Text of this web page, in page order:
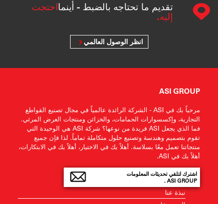
تقديم ما تحتاجه بالضبط - أينمااحتجت
إليه.
انظر الوصول العالمي
ASI GROUP
مرحباً بك في ASI - الشركة الرائدة عالمياً في مجال تصنيع القواطع
التجارية، وإكسسوارات الحمامات، والخزائن ومنتجات العرض المرئي.
فما الذي يجعل ASI فريدة من نوعها؟ شركة ASI هي الوحيدة التي
تقوم بتصميم وهندسة وتصنيع حلول متكاملة تماماً. لذا فإن جميع
منتجاتنا تعمل معًا بسلاسة. أهلاً بك في الاختيار، أهلاً بك في الابتكارات،
أهلاً بك في ASI.
اشترك لتلقي تحديثات المعلومات
ASI GROUP .
نبذة عنا